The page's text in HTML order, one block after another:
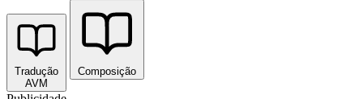
Tradução
AVM
Composição